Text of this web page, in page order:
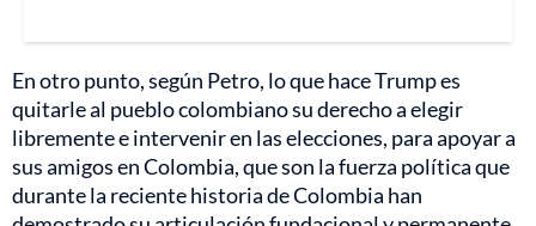
En otro punto, según Petro, lo que hace Trump es
quitarle al pueblo colombiano su derecho a elegir
libremente e intervenir en las elecciones, para apoyar a
sus amigos en Colombia, que son la fuerza política que
durante la reciente historia de Colombia han